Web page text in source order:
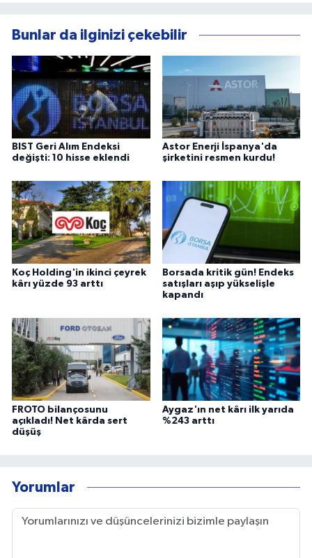
Bunlar da ilginizi çekebilir
BIST Geri Alım Endeksi
değişti: 10 hisse eklendi
Astor Enerji İspanya'da
şirketini resmen kurdu!
Koç Holding'in ikinci çeyrek
kârı yüzde 93 arttı
Borsada kritik gün! Endeks
satışları aşıp yükselişle
kapandı
FROTO bilançosunu
açıkladı! Net kârda sert
düşüş
Aygaz'ın net kârı ilk yarıda
%243 arttı
Yorumlar